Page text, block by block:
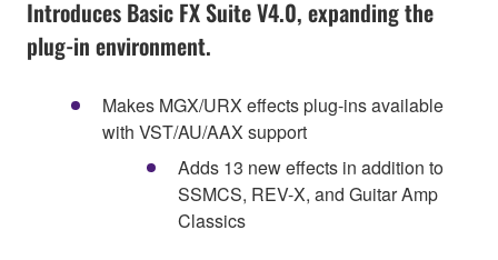
Introduces Basic FX Suite V4.0, expanding the
plug-in environment.
Makes MGX/URX effects plug-ins available
with VST/AU/AAX support
Adds 13 new effects in addition to
SSMCS, REV-X, and Guitar Amp
Classics